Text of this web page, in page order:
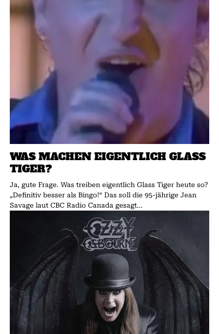
WAS MACHEN EIGENTLICH GLASS
TIGER?
Ja, gute Frage. Was treiben eigentlich Glass Tiger heute so?
„Definitiv besser als Bingo!“ Das soll die 95-jährige Jean
Savage laut CBC Radio Canada gesagt...